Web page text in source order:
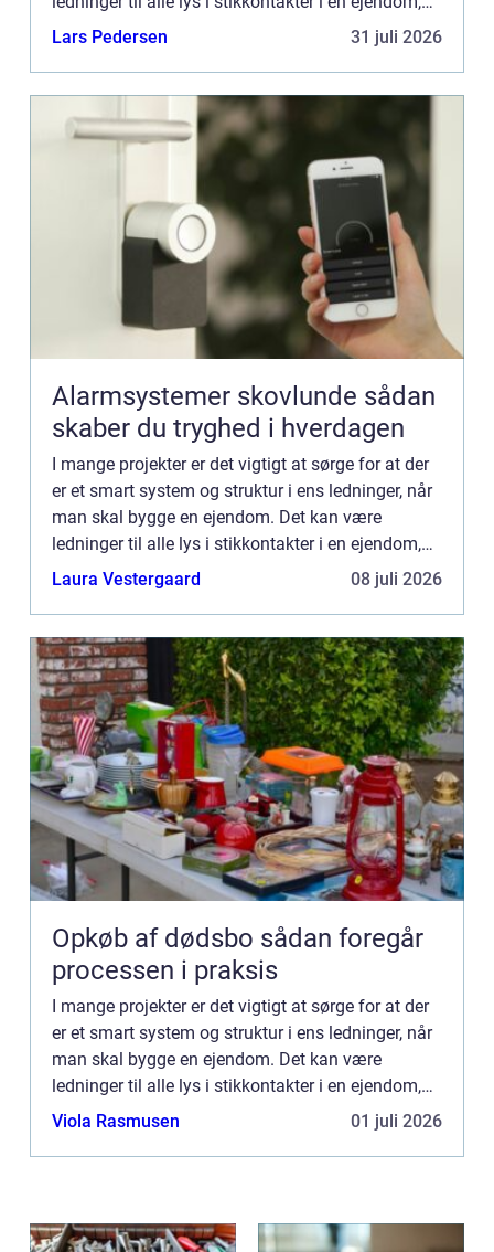
det kan være lan forbindels...
Lars Pedersen 31 juli 2026
Alarmsystemer skovlunde sådan
skaber du tryghed i hverdagen
I mange projekter er det vigtigt at sørge for at der
er et smart system og struktur i ens ledninger, når
man skal bygge en ejendom. Det kan være
ledninger til alle lys i stikkontakter i en ejendom,
det kan være lan forbindels...
Laura Vestergaard 08 juli 2026
Opkøb af dødsbo sådan foregår
processen i praksis
I mange projekter er det vigtigt at sørge for at der
er et smart system og struktur i ens ledninger, når
man skal bygge en ejendom. Det kan være
ledninger til alle lys i stikkontakter i en ejendom,
det kan være lan forbindels...
Viola Rasmusen 01 juli 2026